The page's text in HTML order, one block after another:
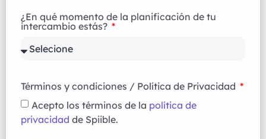
¿En qué momento de la planificación de tu
intercambio estás?
Términos y condiciones / Política de Privacidad
Acepto los términos de la política de
privacidad de Spiible.